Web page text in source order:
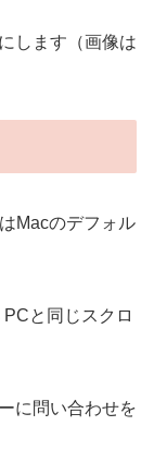
します（画像は
Macのデフォル
と同じスクロ
に問い合わせを